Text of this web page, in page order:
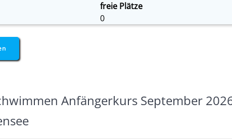
freie Plätze
0
Anfängerkurs September